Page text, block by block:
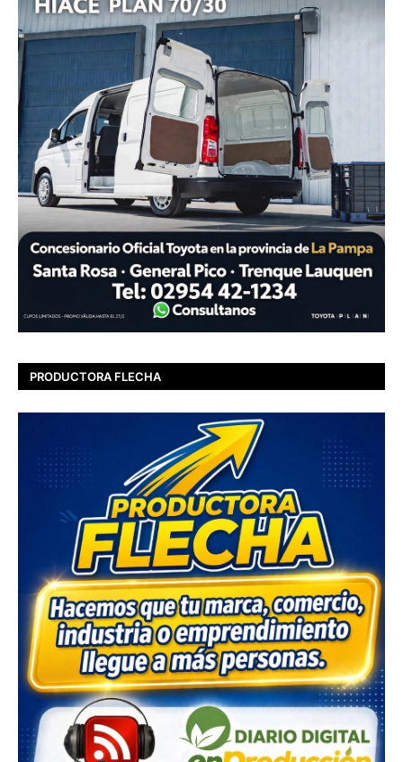
PRODUCTORA FLECHA